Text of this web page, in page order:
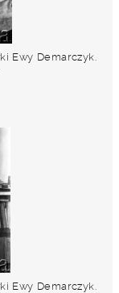
Ewy Demarczyk.
Ewy Demarczyk.